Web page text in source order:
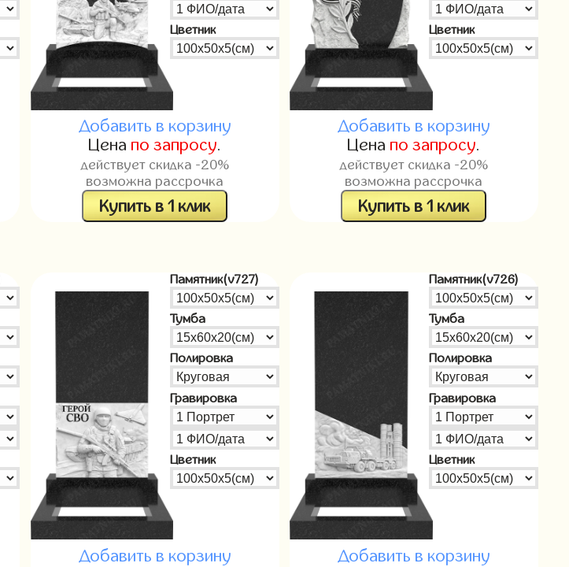
Цветник
Добавить в корзину
Цена по запросу.
действует скидка -20%
возможна рассрочка
Купить в 1 клик
Цветник
Добавить в корзину
Цена по запросу.
действует скидка -20%
возможна рассрочка
Купить в 1 клик
Памятник(v727)
Тумба
Полировка
Гравировка
Цветник
Добавить в корзину
Памятник(v726)
Тумба
Полировка
Гравировка
Цветник
Добавить в корзину